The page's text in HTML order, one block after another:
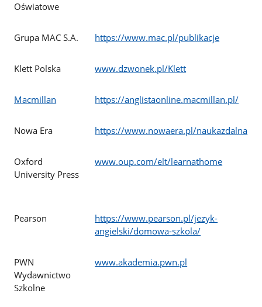
Oświatowe
Grupa MAC S.A. https://www.mac.pl/publikacje
Klett Polska www.dzwonek.pl/Klett
Macmillan https://anglistaonline.macmillan.pl/
Nowa Era https://www.nowaera.pl/naukazdalna
Oxford
University Press
www.oup.com/elt/learnathome
Pearson
https://www.pearson.pl/jezyk-
angielski/domowa-szkola/
PWN
Wydawnictwo
Szkolne
www.akademia.pwn.pl